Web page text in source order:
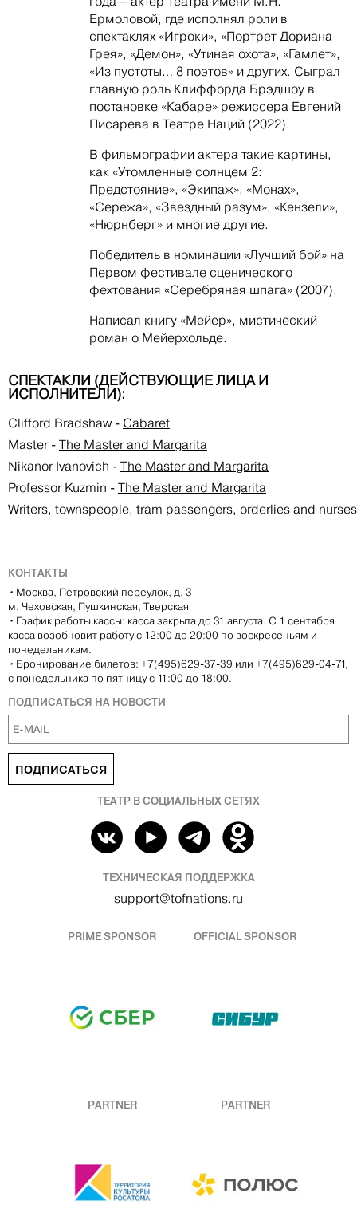
Ермоловой, где исполнял роли в
спектаклях «Игроки», «Портрет Дориана
Грея», «Демон», «Утиная охота», «Гамлет»,
«Из пустоты… 8 поэтов» и других. Сыграл
главную роль Клиффорда Брэдшоу в
постановке «Кабаре» режиссера Евгений
Писарева в Театре Наций (2022).
В фильмографии актера такие картины,
как «Утомленные солнцем 2:
Предстояние», «Экипаж», «Монах»,
«Сережа», «Звездный разум», «Кензели»,
«Нюрнберг» и многие другие.
Победитель в номинации «Лучший бой» на
Первом фестивале сценического
фехтования «Серебряная шпага» (2007).
Написал книгу «Мейер», мистический
роман о Мейерхольде.
СПЕКТАКЛИ (ДЕЙСТВУЮЩИЕ ЛИЦА И
ИСПОЛНИТЕЛИ):
Clifford Bradshaw- Cabaret
Master- The Master and Margarita
Nikanor Ivanovich - The Master and Margarita
Professor Kuzmin - The Master and Margarita
Writers, townspeople, tram passengers, orderlies and
КОНТАКТЫ
• Москва, Петровский переулок, д. 3
м. Чеховская, Пушкинская, Тверская
• График работы кассы: касса закрыта до 31 августа. С 1 сентября
касса возобновит работу с 12:00 до 20:00 по воскресеньям и
понедельникам.
• Бронирование билетов: +7(495)629-37-39 или +7(495)629-04-71,
с понедельника по пятницу с 11:00 до 18:00.
ПОДПИСАТЬСЯ НА НОВОСТИ
ПОДПИСАТЬСЯ
ТЕАТР В СОЦИАЛЬНЫХ СЕТЯХ
ТЕХНИЧЕСКАЯ ПОДДЕРЖКА
support@tofnations.ru
PRIME SPONSOR OFFICIAL SPONSOR
PARTNER PARTNER